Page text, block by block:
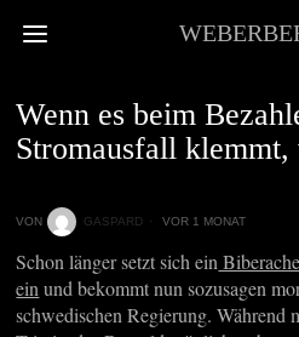
Wenn es beim
Stromausfall
VON GASPARD VOR 1 MONAT
Schon länger setzt sich ein
ein und bekommt nun sozusagen
schwedischen Regierung. Während